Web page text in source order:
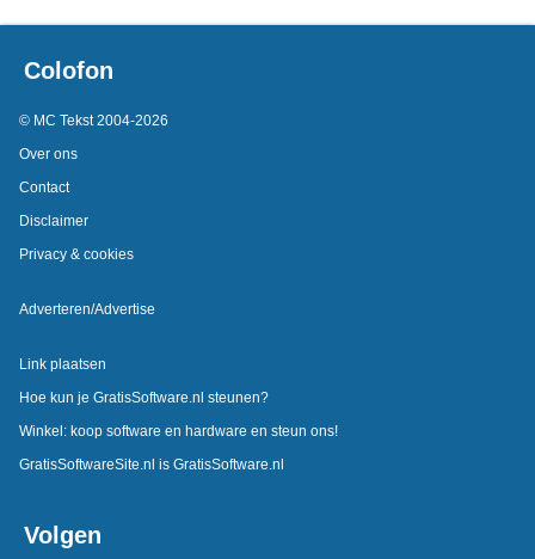
Colofon
© MC Tekst 2004-2026
Over ons
Contact
Disclaimer
Privacy & cookies
Adverteren/Advertise
Link plaatsen
Hoe kun je GratisSoftware.nl steunen?
Winkel: koop software en hardware en steun ons!
GratisSoftwareSite.nl is GratisSoftware.nl
Volgen